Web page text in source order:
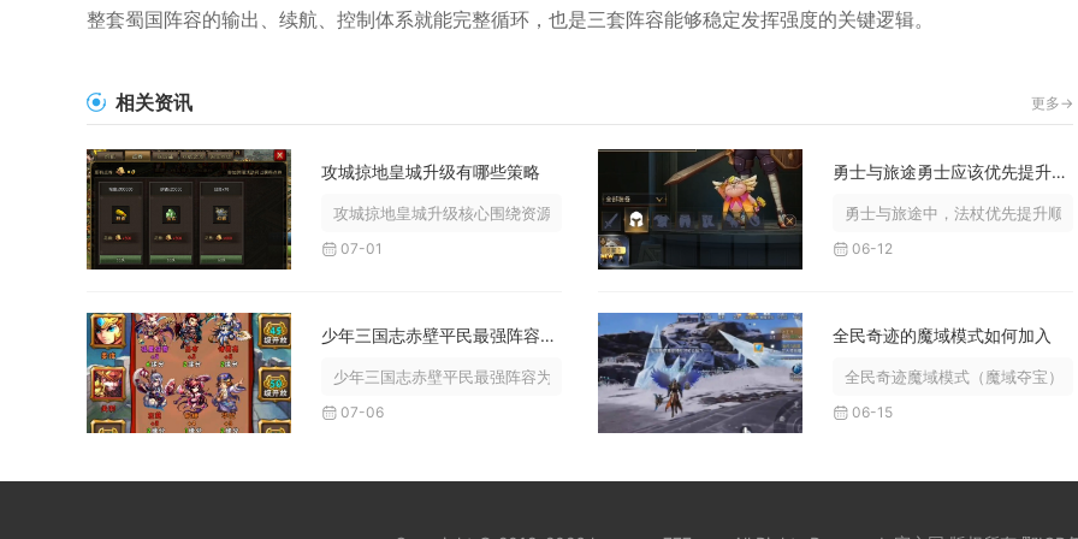
整套蜀国阵容的输出、续航、控制体系就能完整循环，也是三套阵容能够稳定发挥强度的关键逻辑。
相关资讯 更多->
攻城掠地皇城升级有哪些策略
攻城掠地皇城升级核心围绕资源均衡调配、官职体系深耕、主城改造...
07-01
勇士与旅途勇士应该优先提升哪些旅途法杖技能
勇士与旅途中，法杖优先提升顺
06-12
少年三国志赤壁平民最强阵容怎么玩
少年三国志赤壁平民最强阵容为吴国灼烧续航队，搭配周瑜、小乔、...
07-06
全民奇迹的魔域模式如何加入
全民奇迹魔域模式（魔域夺宝）
06-15